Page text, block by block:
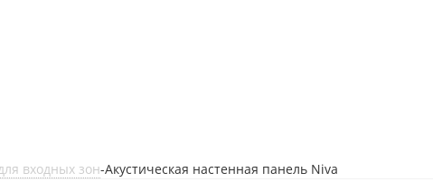
входных зон-Акустическая настенная панель Niva